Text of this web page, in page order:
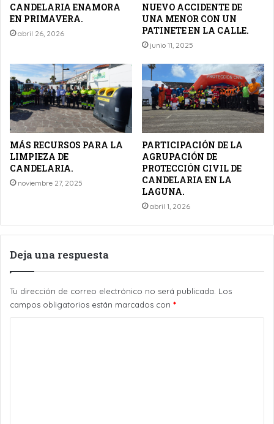
CANDELARIA ENAMORA
EN PRIMAVERA.
abril 26, 2026
NUEVO ACCIDENTE DE
UNA MENOR CON UN
PATINETE EN LA CALLE.
junio 11, 2025
MÁS RECURSOS PARA LA
LIMPIEZA DE
CANDELARIA.
noviembre 27, 2025
PARTICIPACIÓN DE LA
AGRUPACIÓN DE
PROTECCIÓN CIVIL DE
CANDELARIA EN LA
LAGUNA.
abril 1, 2026
Deja una respuesta
Tu dirección de correo electrónico no será publicada. Los
campos obligatorios están marcados con *